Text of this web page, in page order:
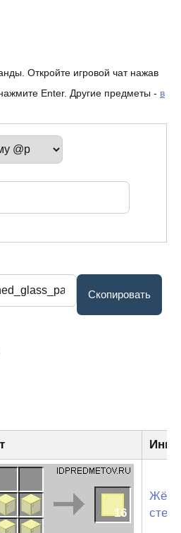
Откройте игровой чат нажав
Enter. Другие предметы - в
16